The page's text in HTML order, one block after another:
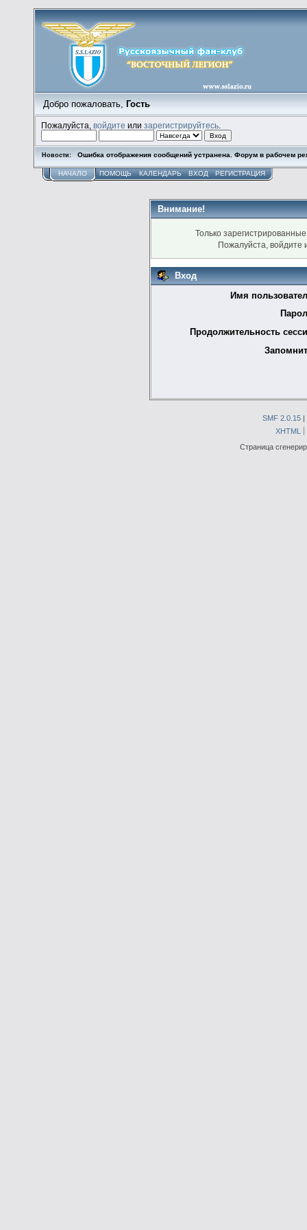
Добро пожаловать, Гость
Пожалуйста,войдите илизарегистрируйтесь
Новости: Ошибка отображения сообщений устранена. Форум в рабочем
НАЧАЛО ПОМОЩЬ КАЛЕНДАРЬ ВХОД РЕГИСТРАЦИЯ
Внимание!
Только
Пожалуйста, войдите
Вход
Имя
Продолжительность
SMF 2.0.15 |
XHTML
Страница